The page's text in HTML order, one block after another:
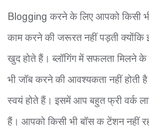
Blogging करने के लिए आपको किसी
काम करने की जरूरत नहीं पड़ती
खुद होते हैं। ब्लॉगिंग में सफलता मिलने
भी जॉब करने की आवश्यकता नहीं
स्वयं होते हैं। इसमें आप बहुत फ्री वर्क
हैं। आपको किसी भी बॉस क टेंशन नहीं